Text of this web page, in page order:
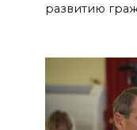
развитию